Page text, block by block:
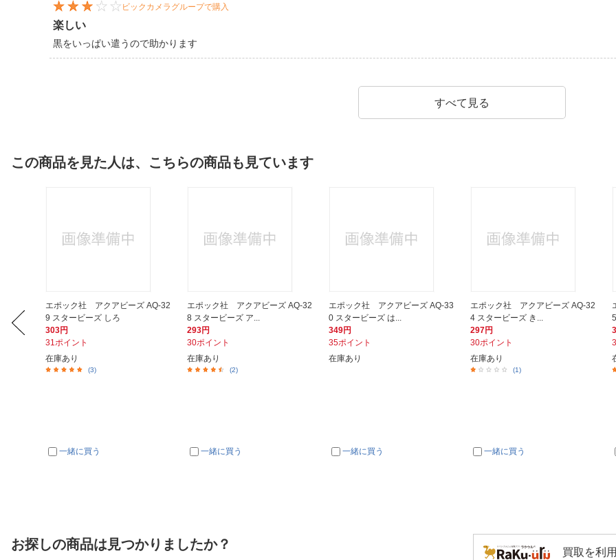
ビックカメラグループで購入
楽しい
黒をいっぱい遣うので助かります
すべて見る
この商品を見た人は、こちらの商品も見ています
エポック社 アクアビーズ AQ-32
9 スタービーズ しろ
303円
31ポイント
在庫あり
(3)
一緒に買う
エポック社 アクアビーズ AQ-32
8 スタービーズ ア...
293円
30ポイント
在庫あり
(2)
一緒に買う
エポック社 アクアビーズ AQ-33
0 スタービーズ は...
349円
35ポイント
在庫あり
一緒に買う
エポック社 アクアビーズ AQ-32
4 スタービーズ き...
297円
30ポイント
在庫あり
(1)
一緒に買う
お探しの商品は見つかりましたか？
買取を利